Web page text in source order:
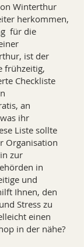
Winterthur
herkommen,
für die
ist der
frühzeitig,
Checkliste
an
ihr
Liste sollte
Organisation
zur
in
und
Ihnen, den
Stress zu
einen
in der nähe?